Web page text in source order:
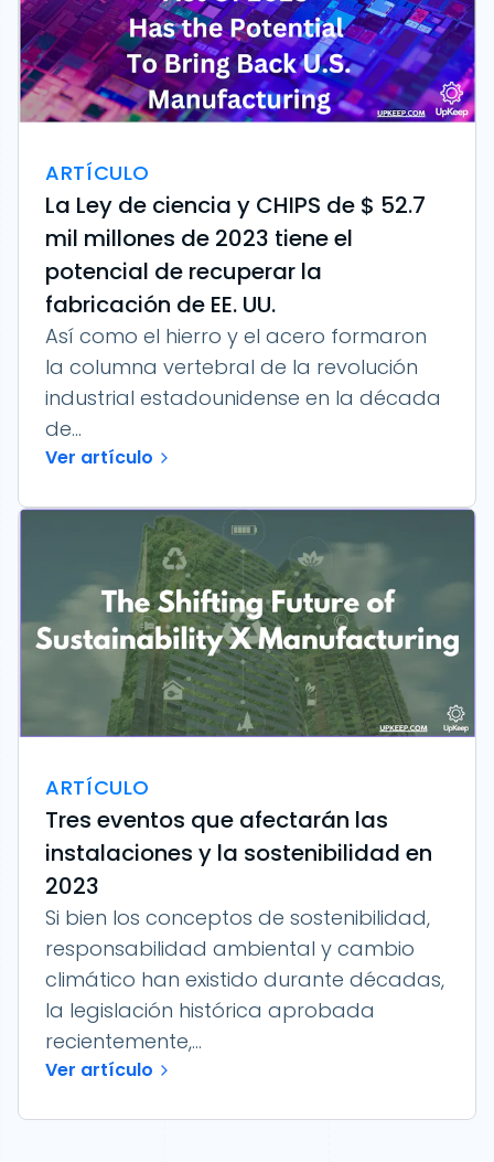
ARTÍCULO
La Ley de ciencia y CHIPS de $ 52.7
mil millones de 2023 tiene el
potencial de recuperar la
fabricación de EE. UU.
Así como el hierro y el acero formaron
la columna vertebral de la revolución
industrial estadounidense en la década
de...
Ver artículo
ARTÍCULO
Tres eventos que afectarán las
instalaciones y la sostenibilidad en
2023
Si bien los conceptos de sostenibilidad,
responsabilidad ambiental y cambio
climático han existido durante décadas,
la legislación histórica aprobada
recientemente,...
Ver artículo